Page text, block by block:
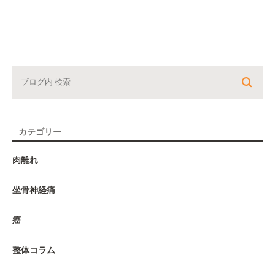
カテゴリー
肉離れ
坐骨神経痛
癌
整体コラム